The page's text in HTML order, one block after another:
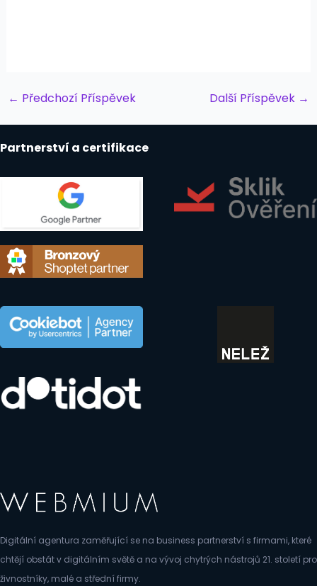
Post
← Předchozí Příspěvek Další Příspěvek →
Partnerství a certifikace
Digitální agentura zaměřující se na business partnerství s firmami, které
chtějí obstát v digitálním světě a na vývoj chytrých nástrojů 21. století pro
živnostníky, malé a střední firmy.